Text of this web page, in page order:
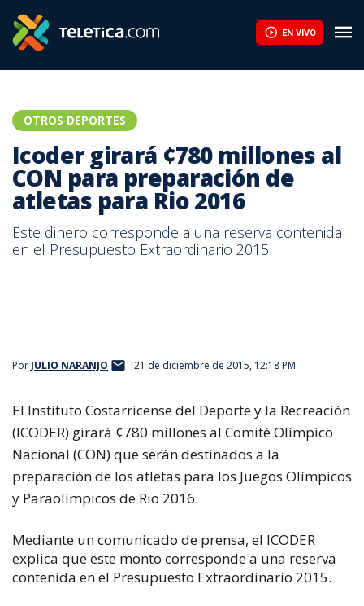
EN VIVO
OTROS DEPORTES
Icoder girará ¢780 millones al
CON para preparación de
atletas para Rio 2016
Este dinero corresponde a una reserva contenida
en el Presupuesto Extraordinario 2015
Por JULIO NARANJO 21 de diciembre de 2015, 12:18 PM
El Instituto Costarricense del Deporte y la Recreación
(ICODER) girará ¢780 millones al Comité Olímpico
Nacional (CON) que serán destinados a la
preparación de los atletas para los Juegos Olímpicos
y Paraolímpicos de Rio 2016.
Mediante un comunicado de prensa, el ICODER
explica que este monto corresponde a una reserva
contenida en el Presupuesto Extraordinario 2015.